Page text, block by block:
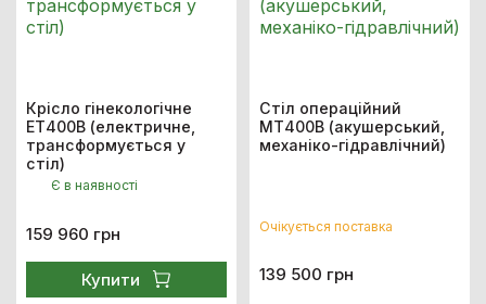
Крісло гінекологічне
ЕТ400В (електричне,
трансформується у
стіл)
Є в наявності
159 960 грн
Купити
Стіл операційний
МТ400В (акушерський,
механіко-гідравлічний)
Очікується поставка
139 500 грн